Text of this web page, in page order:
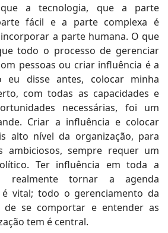
a tecnologia, que a parte
fácil e a parte complexa é
a parte humana. O que
todo o processo de gerenciar
pessoas ou criar influência é a
eu disse antes, colocar minha
com todas as capacidades e
necessárias, foi um
Criar a influência e colocar
alto nível da organização, para
ambiciosos, sempre requer um
Ter influência em toda a
realmente tornar a agenda
vital; todo o gerenciamento da
de se comportar e entender as
tem é central.